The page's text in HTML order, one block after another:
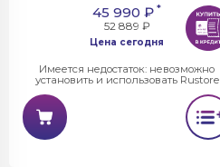
45 990 ₽ *
52 889 ₽
Цена сегодня
Имеется недостаток: невозможно
установить и использовать Rustore